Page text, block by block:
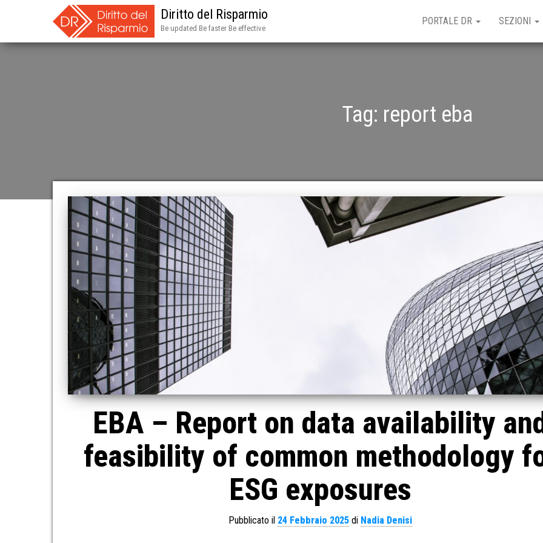
Diritto del Risparmio
Be updated Be faster Be effective
PORTALE DR SEZIONI
Tag: report eba
EBA – Report on data availability
feasibility of common methodology
ESG exposures
Pubblicato il 24 Febbraio 2025di Nadia Denisi